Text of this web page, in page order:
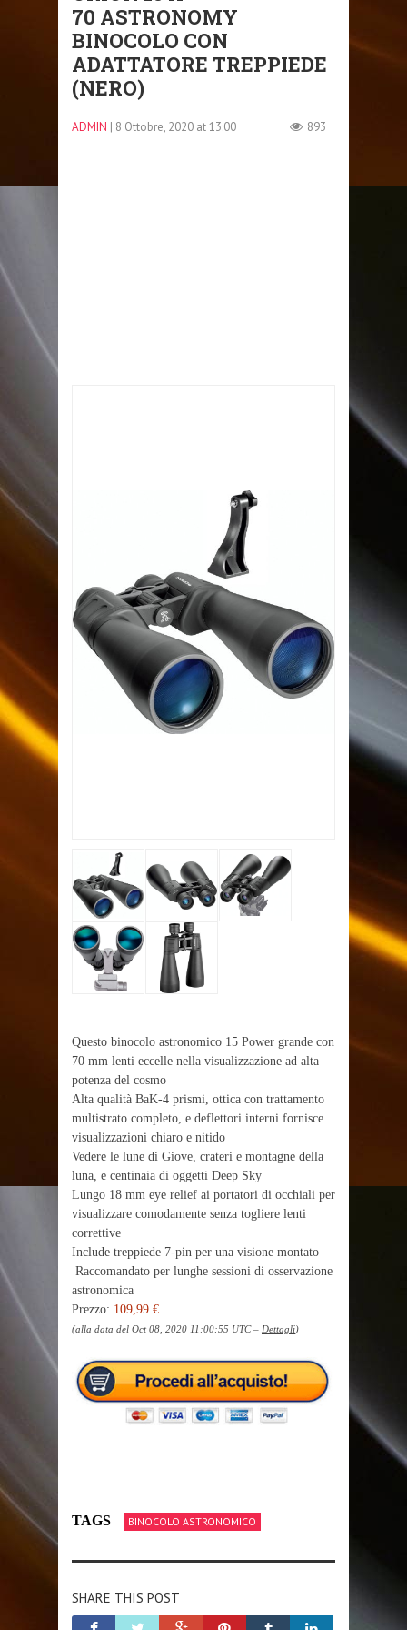
70 ASTRONOMY
BINOCOLO CON
ADATTATORE TREPPIEDE
(NERO)
ADMIN | 8 Ottobre, 2020 at 13:00 893
Questo binocolo astronomico 15 Power grande con
70 mm lenti eccelle nella visualizzazione ad alta
potenza del cosmo
Alta qualità BaK-4 prismi, ottica con trattamento
multistrato completo, e deflettori interni fornisce
visualizzazioni chiaro e nitido
Vedere le lune di Giove, crateri e montagne della
luna, e centinaia di oggetti Deep Sky
Lungo 18 mm eye relief ai portatori di occhiali per
visualizzare comodamente senza togliere lenti
correttive
Include treppiede 7-pin per una visione montato –
Raccomandato per lunghe sessioni di osservazione
astronomica
Prezzo: 109,99 €
(alla data del Oct 08, 2020 11:00:55 UTC – Dettagli)
TAGS BINOCOLO ASTRONOMICO
SHARE THIS POST